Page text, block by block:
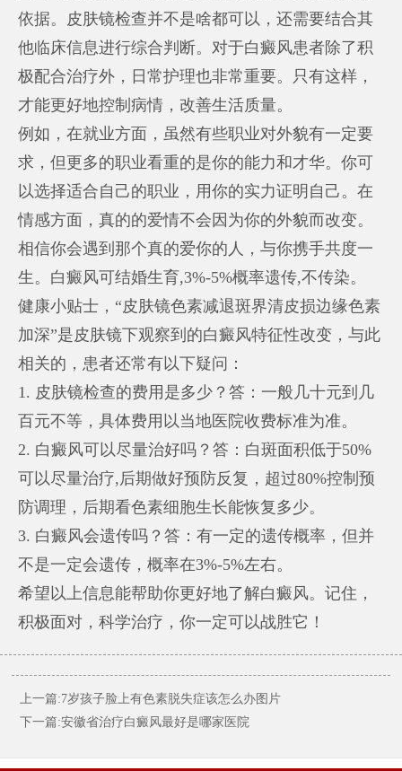
依据。皮肤镜检查并不是啥都可以，还需要结合其
他临床信息进行综合判断。对于白癜风患者除了积
极配合治疗外，日常护理也非常重要。只有这样，
才能更好地控制病情，改善生活质量。
例如，在就业方面，虽然有些职业对外貌有一定要
求，但更多的职业看重的是你的能力和才华。你可
以选择适合自己的职业，用你的实力证明自己。在
情感方面，真的的爱情不会因为你的外貌而改变。
相信你会遇到那个真的爱你的人，与你携手共度一
生。白癜风可结婚生育,3%-5%概率遗传,不传染。
健康小贴士，“皮肤镜色素减退斑界清皮损边缘色素
加深”是皮肤镜下观察到的白癜风特征性改变，与此
相关的，患者还常有以下疑问：
1. 皮肤镜检查的费用是多少？答：一般几十元到几
百元不等，具体费用以当地医院收费标准为准。
2. 白癜风可以尽量治好吗？答：白斑面积低于50%
可以尽量治疗,后期做好预防反复，超过80%控制预
防调理，后期看色素细胞生长能恢复多少。
3. 白癜风会遗传吗？答：有一定的遗传概率，但并
不是一定会遗传，概率在3%-5%左右。
希望以上信息能帮助你更好地了解白癜风。记住，
积极面对，科学治疗，你一定可以战胜它！
上一篇:7岁孩子脸上有色素脱失症该怎么办图片
下一篇:安徽省治疗白癜风最好是哪家医院